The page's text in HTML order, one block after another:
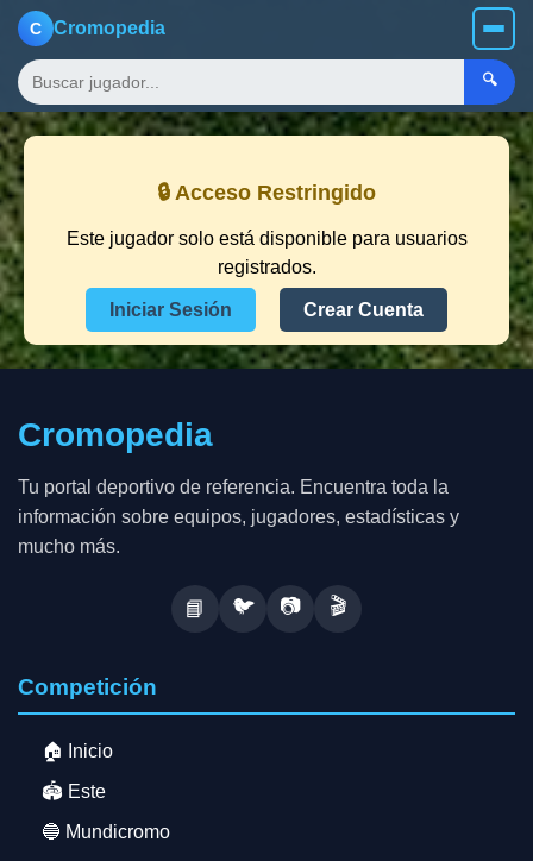
C Cromopedia
🔍
🔒 Acceso Restringido
Este jugador solo está disponible para usuarios
registrados.
Iniciar Sesión Crear Cuenta
Cromopedia
Tu portal deportivo de referencia. Encuentra toda la
información sobre equipos, jugadores, estadísticas y
mucho más.
📘 🐦 📷 🎬
Competición
🏠 Inicio
🏟️ Este
🔵 Mundicromo